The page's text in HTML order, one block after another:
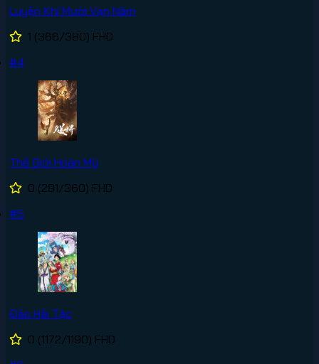
Luyện Khí Mười Vạn Năm
1 (366/380) FHD
#4
Thế Giới Hoàn Mỹ
0 (281/360) FHD
#5
Đảo Hải Tặc
0 (1172/1190) FHD